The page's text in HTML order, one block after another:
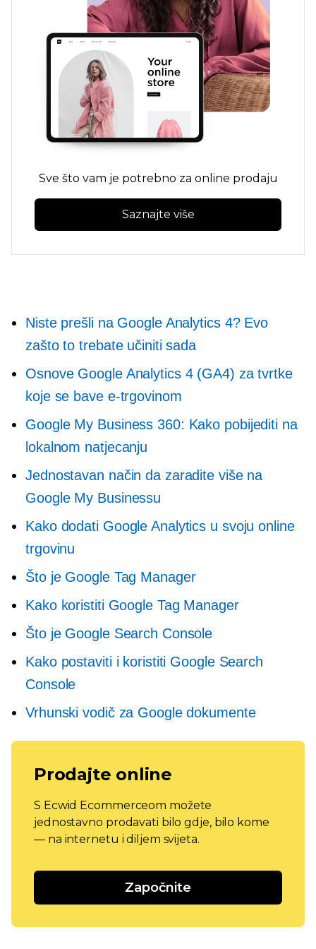
Sve što vam je potrebno za online prodaju
Saznajte više
Niste prešli na Google Analytics 4? Evo
zašto to trebate učiniti sada
Osnove Google Analytics 4 (GA4) za tvrtke
koje se bave e-trgovinom
Google My Business 360: Kako pobijediti na
lokalnom natjecanju
Jednostavan način da zaradite više na
Google My Businessu
Kako dodati Google Analytics u svoju online
trgovinu
Što je Google Tag Manager
Kako koristiti Google Tag Manager
Što je Google Search Console
Kako postaviti i koristiti Google Search
Console
Vrhunski vodič za Google dokumente
Prodajte online
S Ecwid Ecommerceom možete
jednostavno prodavati bilo gdje, bilo kome
— na internetu i diljem svijeta.
Započnite